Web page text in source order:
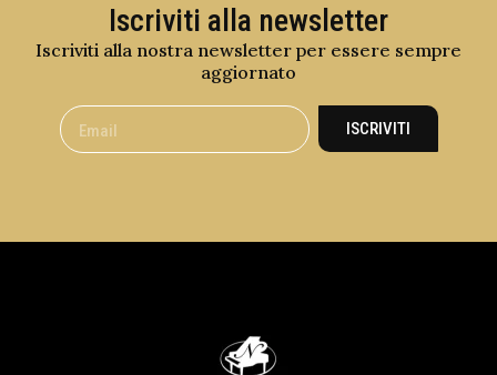
Iscriviti alla newsletter
Iscriviti alla nostra newsletter per essere sempre
aggiornato
ISCRIVITI